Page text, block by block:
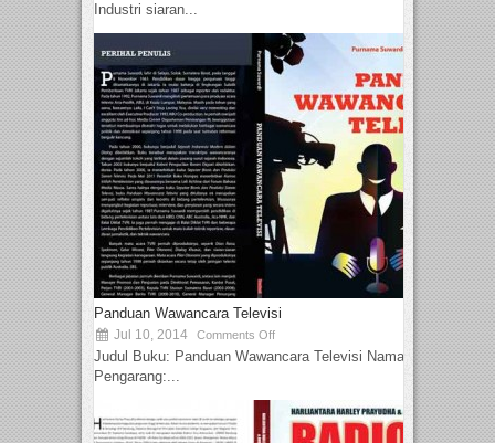
Industri siaran...
Panduan Wawancara Televisi
Jul 10, 2014 Comments Off
Judul Buku: Panduan Wawancara Televisi Nama
Pengarang:...